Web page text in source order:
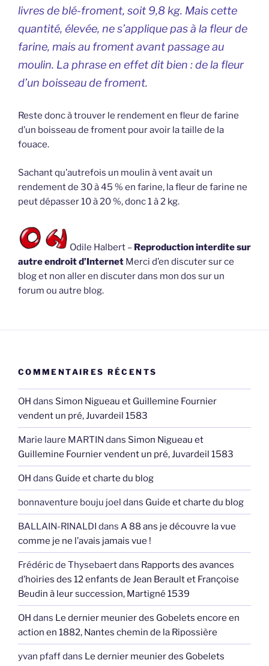
livres de blé-froment, soit 9,8 kg. Mais cette
quantité, élevée, ne s’applique pas à la fleur de
farine, mais au froment avant passage au
moulin. La phrase en effet dit bien : de la fleur
d’un boisseau de froment.
Reste donc à trouver le rendement en fleur de farine
d’un boisseau de froment pour avoir la taille de la
fouace.
Sachant qu’autrefois un moulin à vent avait un
rendement de 30 à 45 % en farine, la fleur de farine ne
peut dépasser 10 à 20 %, donc 1 à 2 kg.
Odile Halbert – Reproduction interdite sur
autre endroit d’Internet Merci d’en discuter sur ce
blog et non aller en discuter dans mon dos sur un
forum ou autre blog.
COMMENTAIRES RÉCENTS
OH dans Simon Nigueau et Guillemine Fournier
vendent un pré, Juvardeil 1583
Marie laure MARTIN dans Simon Nigueau et
Guillemine Fournier vendent un pré, Juvardeil 1583
OH dans Guide et charte du blog
bonnaventure bouju joel dans Guide et charte du blog
BALLAIN-RINALDI dans A 88 ans je découvre la vue
comme je ne l’avais jamais vue !
Frédéric de Thysebaertdans Rapports des avances
d’hoiries des 12 enfants de Jean Berault et Françoise
Beudin à leur succession, Martigné 1539
OH dans Le dernier meunier des Gobelets encore en
action en 1882, Nantes chemin de la Ripossière
yvan pfaffdans Le dernier meunier des Gobelets